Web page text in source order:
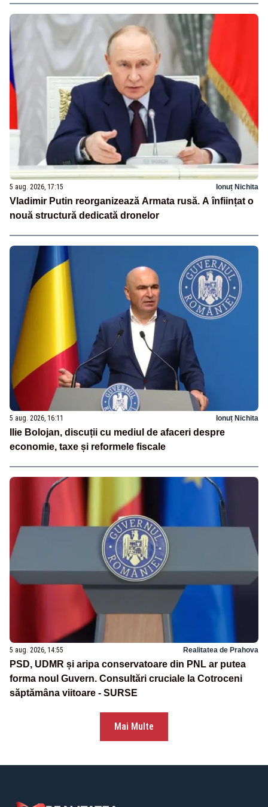
5 aug. 2026, 17:15 Ionuț Nichita
Vladimir Putin reorganizează Armata rusă. A înființat o
nouă structură dedicată dronelor
5 aug. 2026, 16:11 Ionuț Nichita
Ilie Bolojan, discuții cu mediul de afaceri despre
economie, taxe și reformele fiscale
5 aug. 2026, 14:55 Realitatea de Prahova
PSD, UDMR și aripa conservatoare din PNL ar putea
forma noul Guvern. Consultări cruciale la Cotroceni
săptămâna viitoare - SURSE
Mai Multe